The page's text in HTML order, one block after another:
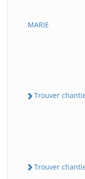
MARIE
Trouver
Trouver